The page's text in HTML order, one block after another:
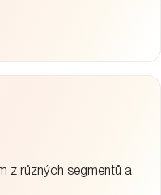
z různých segmentů a